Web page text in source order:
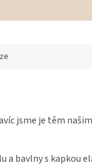
jsme je těm
a bavlny s kapkou